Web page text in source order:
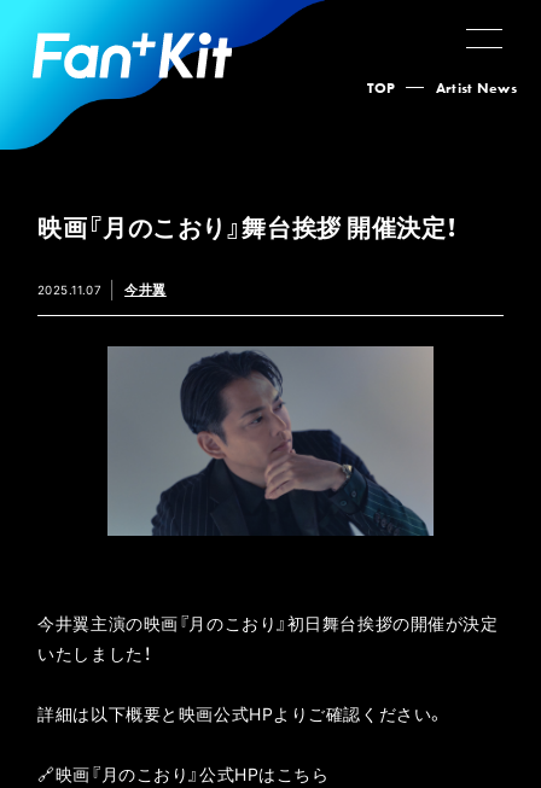
TOP Artist News
映画『月のこおり』舞台挨拶 開催決定！
2025.11.07 今井翼
今井翼主演の映画『月のこおり』初日舞台挨拶の開催が決定
いたしました！
詳細は以下概要と映画公式HPよりご確認ください。
🔗映画『月のこおり』公式HPはこちら